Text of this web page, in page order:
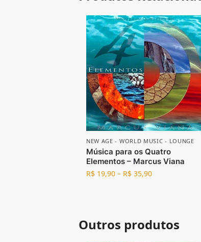
NEW AGE - WORLD MUSIC - LOUNGE
Música para os Quatro
Elementos – Marcus Viana
R$19,90– R$35,90